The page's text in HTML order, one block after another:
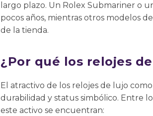
largo plazo. Un Rolex Submariner o
pocos años, mientras otros modelos
de la tienda.
¿Por qué los relojes
El atractivo de los relojes de lujo
durabilidad y status simbólico. Entre
este activo se encuentran: